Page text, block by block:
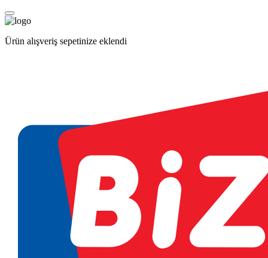
Ürün alışveriş sepetinize eklendi